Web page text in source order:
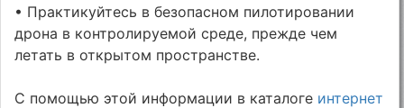
• Практикуйтесь в безопасном пилотировании
дрона в контролируемой среде, прежде чем
летать в открытом пространстве.
С помощью этой информации в каталоге интернет